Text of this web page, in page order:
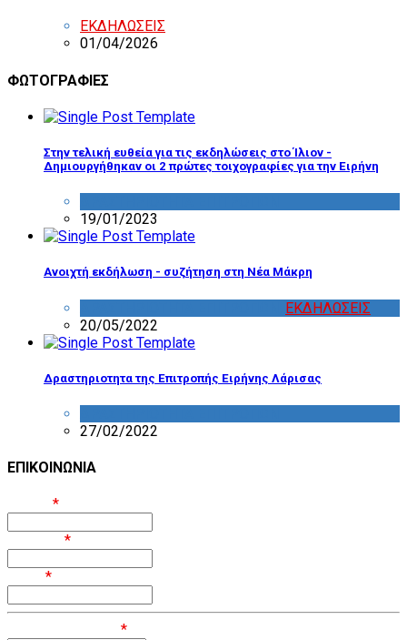
ΕΚΔΗΛΩΣΕΙΣ
01/04/2026
ΦΩΤΟΓΡΑΦΙΕΣ
Στην τελική ευθεία για τις εκδηλώσεις στο Ίλιον -
Δημιουργήθηκαν οι 2 πρώτες τοιχογραφίες για την Ειρήνη
19/01/2023
Ανοιχτή εκδήλωση - συζήτηση στη Νέα Μάκρη
ΕΚΔΗΛΩΣΕΙΣ
20/05/2022
Δραστηριοτητα της Επιτροπής Ειρήνης Λάρισας
27/02/2022
ΕΠΙΚΟΙΝΩΝΙΑ
*
*
*
*